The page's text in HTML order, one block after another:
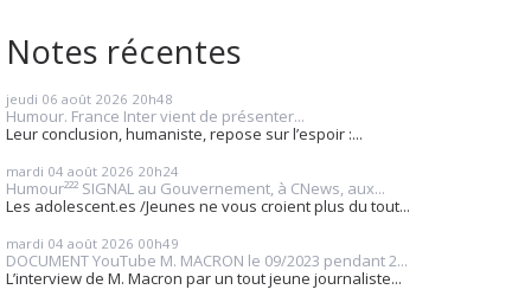
Notes récentes
jeudi 06 août 2026 20h48
Humour. France Inter vient de présenter...
Leur conclusion, humaniste, repose sur l’espoir :...
mardi 04 août 2026 20h24
Humour²²² SIGNAL au Gouvernement, à CNews, aux...
Les adolescent.es /Jeunes ne vous croient plus du tout...
mardi 04 août 2026 00h49
DOCUMENT YouTube M. MACRON le 09/2023 pendant 2...
L’interview de M. Macron par un tout jeune journaliste...